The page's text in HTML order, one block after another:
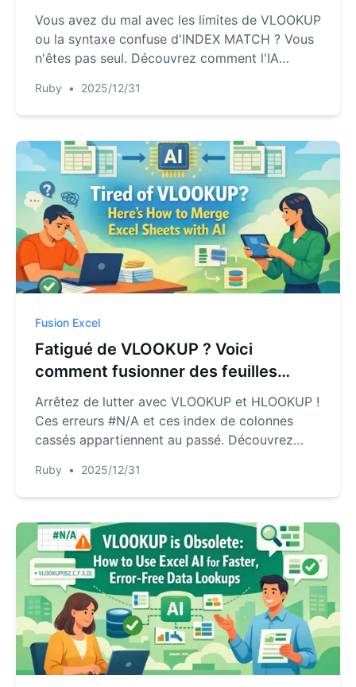
change la donne
Vous avez du mal avec les limites de VLOOKUP
ou la syntaxe confuse d'INDEX MATCH ? Vous
n'êtes pas seul. Découvrez comment l'IA
données, vous permettant d'abandonner les
formules complexes et de trouver les
simplement en posant des questions.
Ruby • 2025/12/31
Fusion Excel
Fatigué de VLOOKUP ? Voici
comment fusionner des feuilles
Excel avec l'IA
Arrêtez de lutter avec VLOOKUP et HLOOKUP !
Ces erreurs #N/A et ces index de colonnes
cassés appartiennent au passé. Découvrez
des données de différentes tables sans effort,
quelle que soit leur structure. Ce guide vous
Ruby • 2025/12/31